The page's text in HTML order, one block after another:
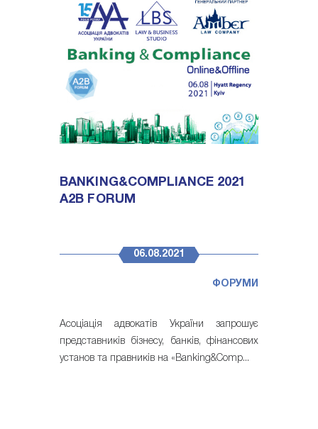
BANKING&COMPLIANCE 2021
A2B FORUM
06.08.2021
ФОРУМИ
Асоціація адвокатів України запрошує
представників бізнесу, банків, фінансових
установ та правників на «Banking&Comp...